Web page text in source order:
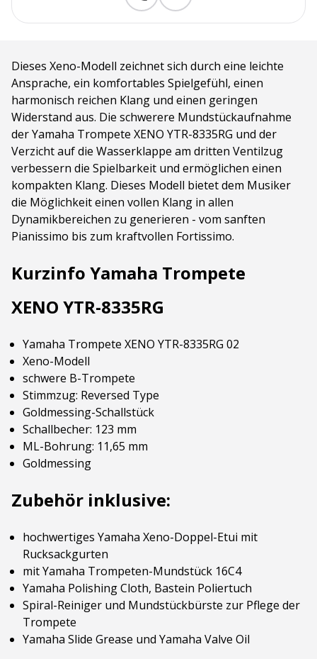
Dieses Xeno-Modell zeichnet sich durch eine leichte
Ansprache, ein komfortables Spielgefühl, einen
harmonisch reichen Klang und einen geringen
Widerstand aus. Die schwerere Mundstückaufnahme
der Yamaha Trompete XENO YTR-8335RG und der
Verzicht auf die Wasserklappe am dritten Ventilzug
verbessern die Spielbarkeit und ermöglichen einen
kompakten Klang. Dieses Modell bietet dem Musiker
die Möglichkeit einen vollen Klang in allen
Dynamikbereichen zu generieren - vom sanften
Pianissimo bis zum kraftvollen Fortissimo.
Kurzinfo Yamaha Trompete
XENO YTR-8335RG
Yamaha Trompete XENO YTR-8335RG 02
Xeno-Modell
schwere B-Trompete
Stimmzug: Reversed Type
Goldmessing-Schallstück
Schallbecher: 123 mm
ML-Bohrung: 11,65 mm
Goldmessing
Zubehör inklusive:
hochwertiges Yamaha Xeno-Doppel-Etui mit
Rucksackgurten
mit Yamaha Trompeten-Mundstück 16C4
Yamaha Polishing Cloth, Bastein Poliertuch
Spiral-Reiniger und Mundstückbürste zur Pflege der
Trompete
Yamaha Slide Grease und Yamaha Valve Oil